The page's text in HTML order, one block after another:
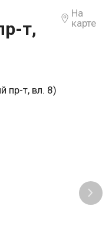
т,
На
карте